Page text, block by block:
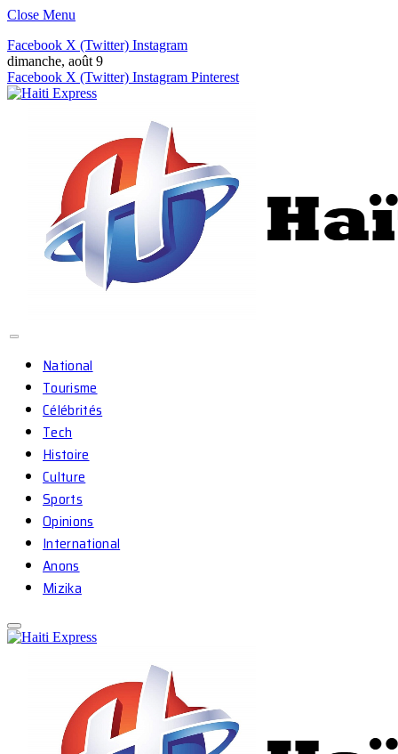
Close Menu
Facebook X (Twitter) Instagram
dimanche, août 9
Facebook X (Twitter) Instagram Pinterest
National
Tourisme
Célébrités
Tech
Histoire
Culture
Sports
Opinions
International
Anons
Mizika